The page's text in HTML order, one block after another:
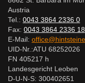
Austria
Tel.: 0043 3864 2336 0
Fax: 0043 3864 2336 18
E-Mail:
UID-Nr.:ATU 68252026
FN 405217 h
Landesgericht Leoben
D-U-N-S: 300402651